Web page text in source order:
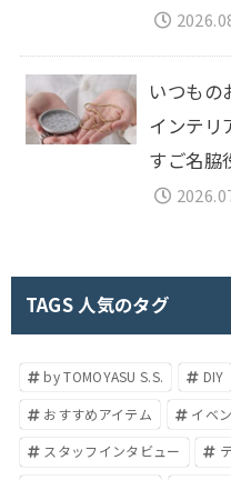
いつもの
インテリ
すご名脇
TAGS 人気のタグ
by TOMOYASU S.S. DIY
おすすめアイテム
イベ
スタッフインタビュー